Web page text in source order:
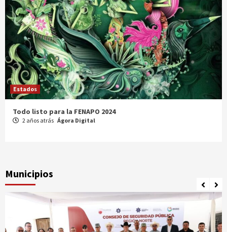
Estados
Comparte Cecytez estrategias para mejora académica en
Tamaulipas
Municipios